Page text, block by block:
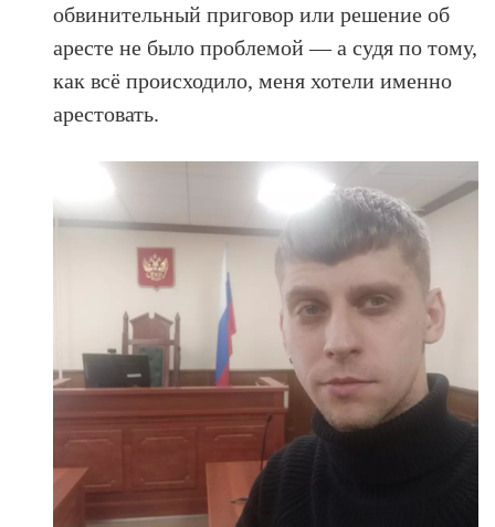
обвинительный приговор или решение об
аресте не было проблемой — а судя по тому,
как всё происходило, меня хотели именно
арестовать.